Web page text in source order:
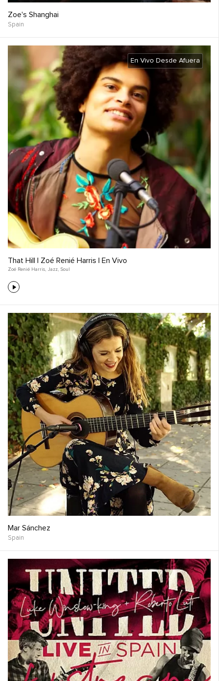
Zoe's Shanghai
Spain
En Vivo Desde Afuera
That Hill | Zoé Renié Harris | En Vivo
Zoé Renié Harris, Jazz, Soul
Mar Sánchez
Spain